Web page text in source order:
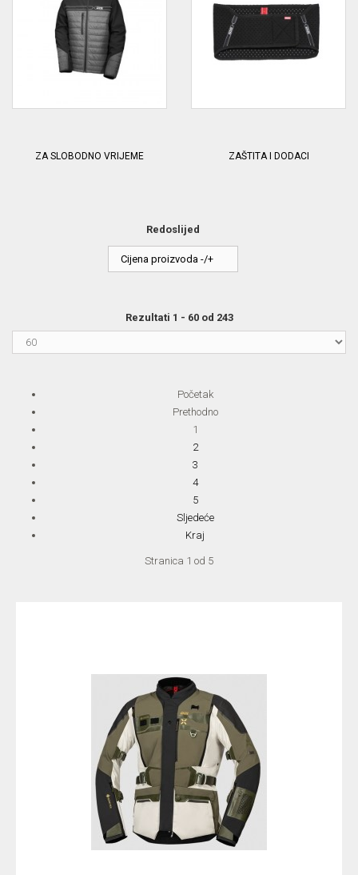
ZA SLOBODNO VRIJEME ZAŠTITA I DODACI
Redoslijed
Cijena proizvoda -/+
Rezultati 1 - 60 od 243
Početak
Prethodno
1
2
3
4
5
Sljedeće
Kraj
Stranica 1 od 5